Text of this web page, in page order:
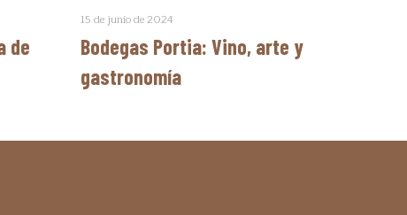
de
15 de junio de 2024
Bodegas Portia: Vino, arte y
gastronomía